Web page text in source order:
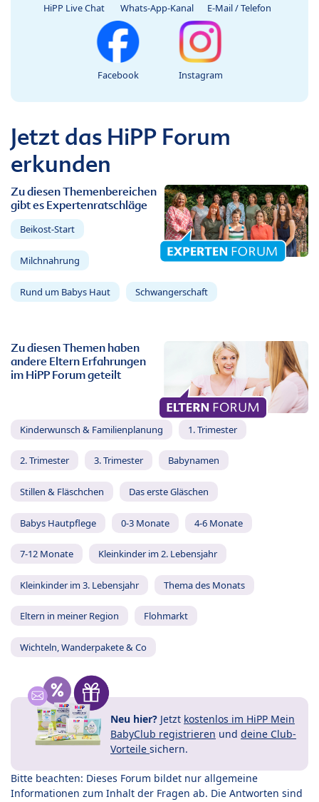
HiPP Live Chat Whats-App-Kanal E-Mail / Telefon
Facebook Instagram
Jetzt das HiPP Forum
erkunden
Zu diesen Themenbereichen
gibt es Expertenratschläge
Beikost-Start
Milchnahrung
Rund um Babys Haut Schwangerschaft
Zu diesen Themen haben
andere Eltern Erfahrungen
im HiPP Forum geteilt
Kinderwunsch & Familienplanung 1. Trimester
2. Trimester 3. Trimester Babynamen
Stillen & Fläschchen Das erste Gläschen
Babys Hautpflege 0-3 Monate 4-6 Monate
7-12 Monate Kleinkinder im 2. Lebensjahr
Kleinkinder im 3. Lebensjahr Thema des Monats
Eltern in meiner Region Flohmarkt
Wichteln, Wanderpakete & Co
Neu hier? Jetzt kostenlos im HiPP Mein
BabyClub registrieren und deine Club-
Vorteile sichern.
Bitte beachten: Dieses Forum bildet nur allgemeine
Informationen zum Inhalt der Fragen ab. Die Antworten sind